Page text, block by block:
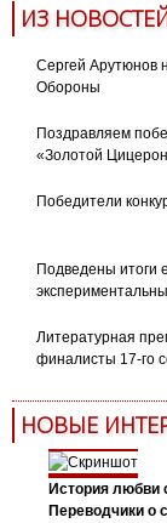
ИЗ
Сергей Арутюнов
Обороны
Поздравляем
«Золотой
Победители
Подведены итоги
Литературная
финалисты 17-го
НОВЫЕ
История любви
Переводчики о